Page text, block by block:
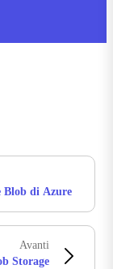
Blob di Azure
Avanti
Storage